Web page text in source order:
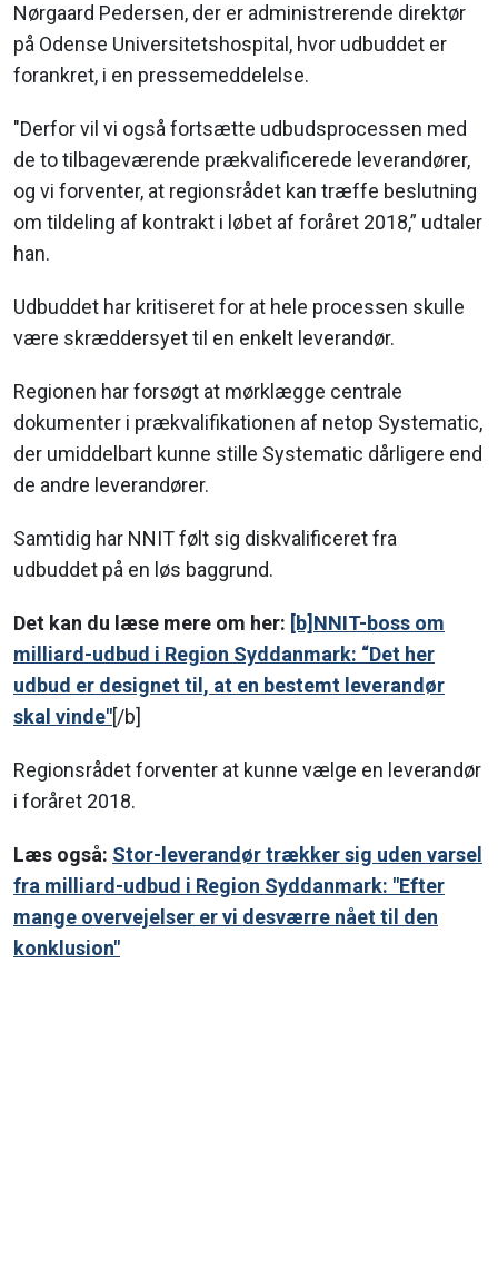
Nørgaard Pedersen, der er administrerende direktør
på Odense Universitetshospital, hvor udbuddet er
forankret, i en pressemeddelelse.
"Derfor vil vi også fortsætte udbudsprocessen med
de to tilbageværende prækvalificerede leverandører,
og vi forventer, at regionsrådet kan træffe beslutning
om tildeling af kontrakt i løbet af foråret 2018,” udtaler
han.
Udbuddet har kritiseret for at hele processen skulle
være skræddersyet til en enkelt leverandør.
Regionen har forsøgt at mørklægge centrale
dokumenter i prækvalifikationen af netop Systematic,
der umiddelbart kunne stille Systematic dårligere end
de andre leverandører.
Samtidig har NNIT følt sig diskvalificeret fra
udbuddet på en løs baggrund.
Det kan du læse mere om her: [b]NNIT-boss om
milliard-udbud i Region Syddanmark: “Det her
udbud er designet til, at en bestemt leverandør
skal vinde"[/b]
Regionsrådet forventer at kunne vælge en leverandør
i foråret 2018.
Læs også: Stor-leverandør trækker sig uden varsel
fra milliard-udbud i Region Syddanmark: "Efter
mange overvejelser er vi desværre nået til den
konklusion"